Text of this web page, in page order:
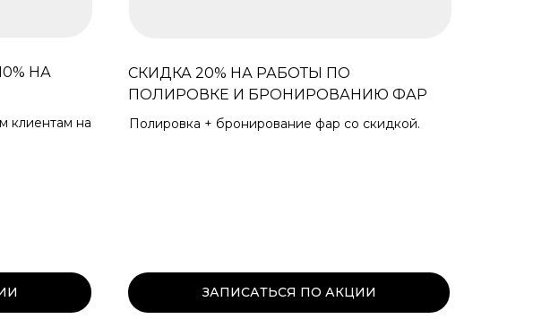
ЗАПИСАТЬСЯ ПО АКЦИИ
НА
клиентам на
СКИДКА 20% НА РАБОТЫ ПО
ПОЛИРОВКЕ И БРОНИРОВАНИЮ ФАР
Полировка + бронирование фар со скидкой.